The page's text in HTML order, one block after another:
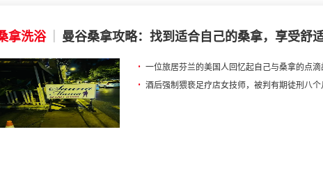
拿洗浴 曼谷桑拿攻略：找到适合自己的桑拿，享受舒
• 一位旅居芬兰的美国人回忆起自己与桑拿的点滴
• 酒后强制猥亵足疗店女技师，被判有期徒刑八个